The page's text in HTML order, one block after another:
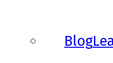
Blog